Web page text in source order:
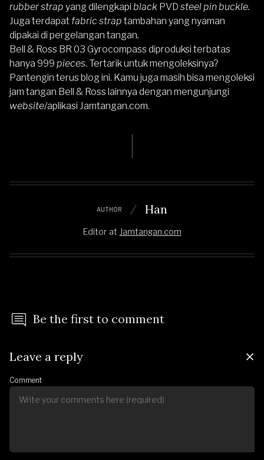
rubber strap yang dilengkapi black PVD steel pin buckle.
Juga terdapat fabric strap tambahan yang nyaman
dipakai di pergelangan tangan.
Bell & Ross BR 03 Gyrocompass diproduksi terbatas
hanya 999 pieces. Tertarik untuk mengoleksinya?
Pantengin terus blog ini. Kamu juga masih bisa mengoleksi
jam tangan Bell & Rosslainnya dengan mengunjungi
website/aplikasi Jamtangan.com.
AUTHOR Han
Editor at Jamtangan.com
Be the first to comment
Leave a reply
Comment